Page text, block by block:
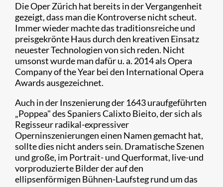
Die Oper Zürich hat bereits in der Vergangenheit
gezeigt, dass man die Kontroverse nicht scheut.
Immer wieder machte das traditionsreiche und
preisgekrönte Haus durch den kreativen Einsatz
neuester Technologien von sich reden. Nicht
umsonst wurde man dafür u. a. 2014 als Opera
Company of the Year bei den International Opera
Awards ausgezeichnet.
Auch in der Inszenierung der 1643 uraufgeführten
„Poppea" des Spaniers Calixto Bieito, der sich als
Regisseur radikal-expressiver
Operninszenierungen einen Namen ​gemacht hat,
sollte dies nicht anders sein. Dramatische Szenen
und große, im Portrait- und Querformat, live-und
vorproduzierte Bilder der auf den
ellipsenförmigen Bühnen-Laufsteg rund um das